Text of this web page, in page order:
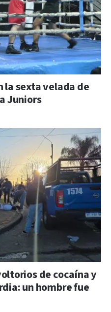
la sexta velada de
Juniors
de cocaína y
un hombre fue